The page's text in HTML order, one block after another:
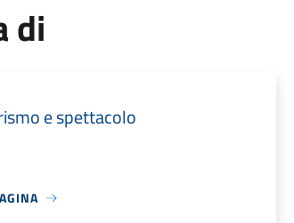
di
e spettacolo